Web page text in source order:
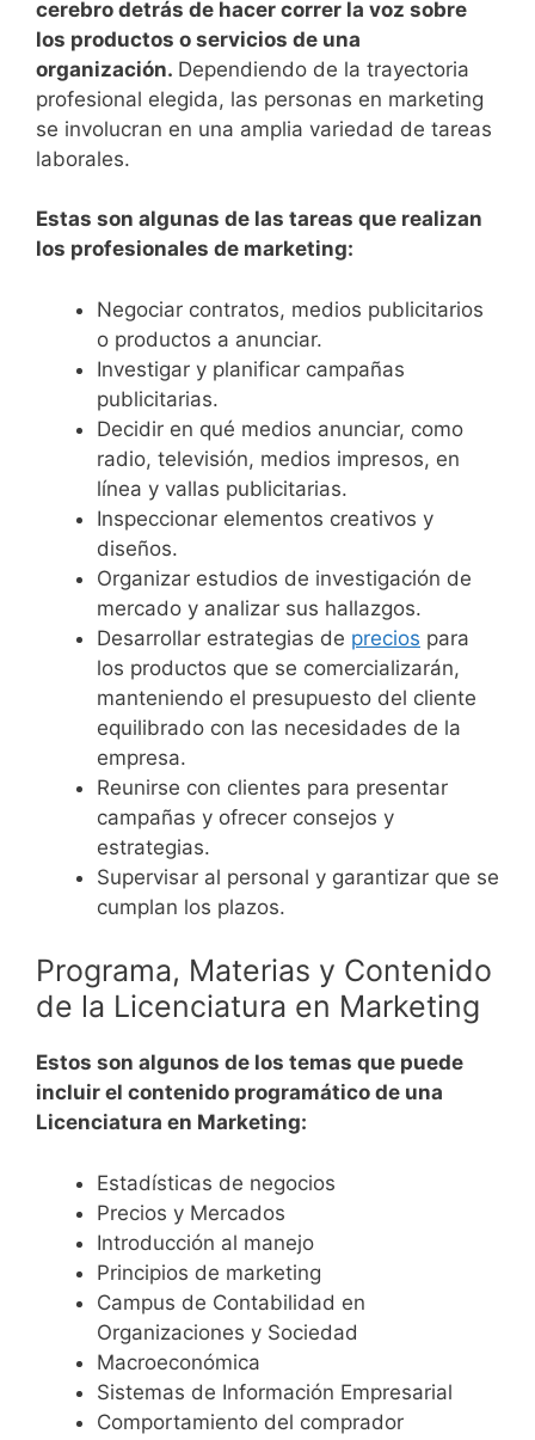
cerebro detrás de hacer correr la voz sobre
los productos o servicios de una
organización. Dependiendo de la trayectoria
profesional elegida, las personas en marketing
se involucran en una amplia variedad de tareas
laborales.
Estas son algunas de las tareas que realizan
los profesionales de marketing:
Negociar contratos, medios publicitarios
o productos a anunciar.
Investigar y planificar campañas
publicitarias.
Decidir en qué medios anunciar, como
radio, televisión, medios impresos, en
línea y vallas publicitarias.
Inspeccionar elementos creativos y
diseños.
Organizar estudios de investigación de
mercado y analizar sus hallazgos.
Desarrollar estrategias de precios para
los productos que se comercializarán,
manteniendo el presupuesto del cliente
equilibrado con las necesidades de la
empresa.
Reunirse con clientes para presentar
campañas y ofrecer consejos y
estrategias.
Supervisar al personal y garantizar que se
cumplan los plazos.
Programa, Materias y Contenido
de la Licenciatura en Marketing
Estos son algunos de los temas que puede
incluir el contenido programático de una
Licenciatura en Marketing:
Estadísticas de negocios
Precios y Mercados
Introducción al manejo
Principios de marketing
Campus de Contabilidad en
Organizaciones y Sociedad
Macroeconómica
Sistemas de Información Empresarial
Comportamiento del comprador